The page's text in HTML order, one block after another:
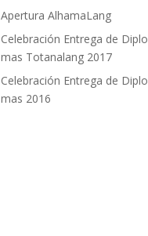
Apertura AlhamaLang
Celebración Entrega de Diplo
mas Totanalang 2017
Celebración Entrega de Diplo
mas 2016